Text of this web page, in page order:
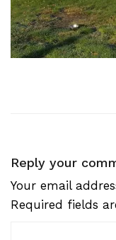
Reply your
Your email
Required fields